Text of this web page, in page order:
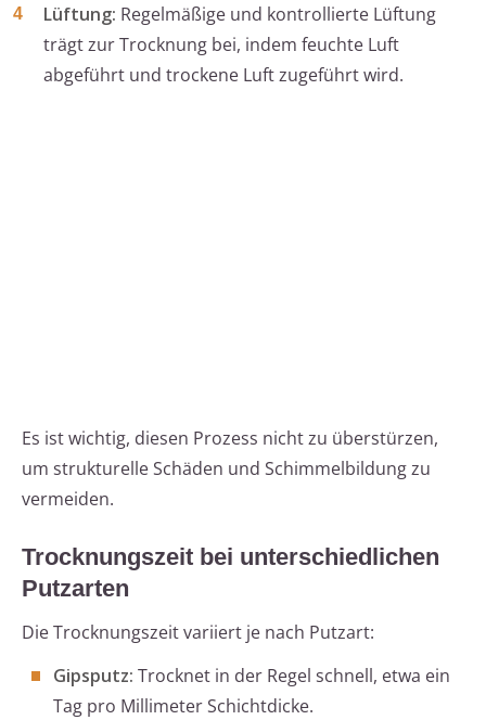
Lüftung: Regelmäßige und kontrollierte Lüftung
trägt zur Trocknung bei, indem feuchte Luft
abgeführt und trockene Luft zugeführt wird.
Es ist wichtig, diesen Prozess nicht zu überstürzen,
um strukturelle Schäden und Schimmelbildung zu
vermeiden.
Trocknungszeit bei unterschiedlichen
Putzarten
Die Trocknungszeit variiert je nach Putzart:
Gipsputz: Trocknet in der Regel schnell, etwa ein
Tag pro Millimeter Schichtdicke.